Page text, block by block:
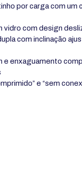
por carga com um
com design
com inclinação
e enxaguamento
e “sem